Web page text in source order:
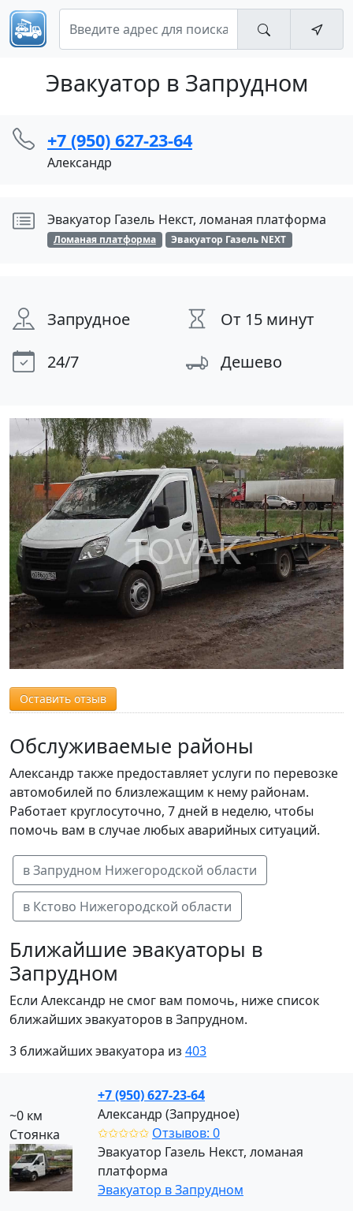
Эвакуатор в Запрудном
+7 (950) 627-23-64
Александр
Эвакуатор Газель Некст, ломаная платформа
Ломаная платформа Эвакуатор Газель NEXT
Запрудное
От 15 минут
24/7
Дешево
Оставить отзыв
Обслуживаемые районы
Александр также предоставляет услуги по перевозке
автомобилей по близлежащим к нему районам.
Работает круглосуточно, 7 дней в неделю, чтобы
помочь вам в случае любых аварийных ситуаций.
в Запрудном Нижегородской области
в Кстово Нижегородской области
Ближайшие эвакуаторы в
Запрудном
Если Александр не смог вам помочь, ниже список
ближайших эвакуаторов в Запрудном.
3 ближайших эвакуатора из 403
~0 км
Стоянка
+7 (950) 627-23-64
Александр (Запрудное)
✩✩✩✩✩ Отзывов: 0
Эвакуатор Газель Некст, ломаная
платформа
Эвакуатор в Запрудном